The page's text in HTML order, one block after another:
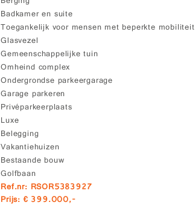
Badkamer en suite
Toegankelijk voor mensen met beperkte mobiliteit
Glasvezel
Gemeenschappelijke tuin
Omheind complex
Ondergrondse parkeergarage
Garage parkeren
Privéparkeerplaats
Luxe
Belegging
Vakantiehuizen
Bestaande bouw
Golfbaan
Ref.nr: RSOR5383927
Prijs: € 399.000,-